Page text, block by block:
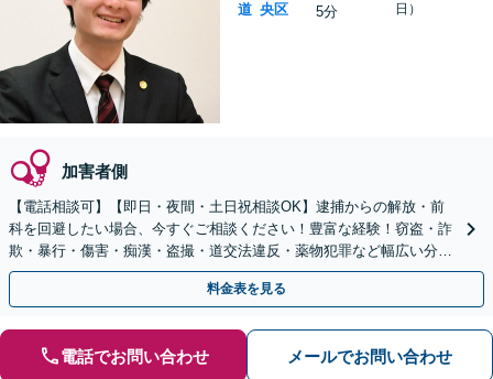
道 央区
5分
日）
加害者側
【電話相談可】【即日・夜間・土日祝相談OK】逮捕からの解放・前
科を回避したい場合、今すぐご相談ください！豊富な経験！窃盗・詐
欺・暴行・傷害・痴漢・盗撮・道交法違反・薬物犯罪など幅広い分野
に対応可能！【秘密厳守】【東西線「西11丁目駅」5分】
料金表を見る
電話でお問い合わせ メールでお問い合わせ